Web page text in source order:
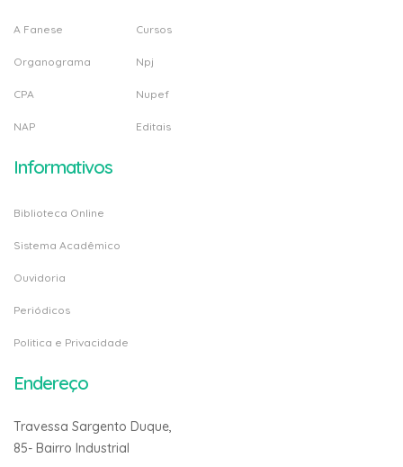
A Fanese
Organograma
CPA
NAP
Cursos
Npj
Nupef
Editais
Informativos
Biblioteca Online
Sistema Acadêmico
Ouvidoria
Periódicos
Politica e Privacidade
Endereço
Travessa Sargento Duque,
85- Bairro Industrial